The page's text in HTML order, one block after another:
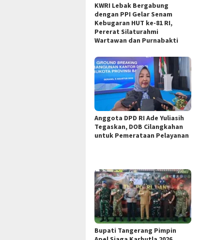
KWRI Lebak Bergabung
dengan PPI Gelar Senam
Kebugaran HUT ke-81 RI,
Pererat Silaturahmi
Wartawan dan Purnabakti
Anggota DPD RI Ade Yuliasih
Tegaskan, DOB Cilangkahan
untuk Pemerataan Pelayanan
Bupati Tangerang Pimpin